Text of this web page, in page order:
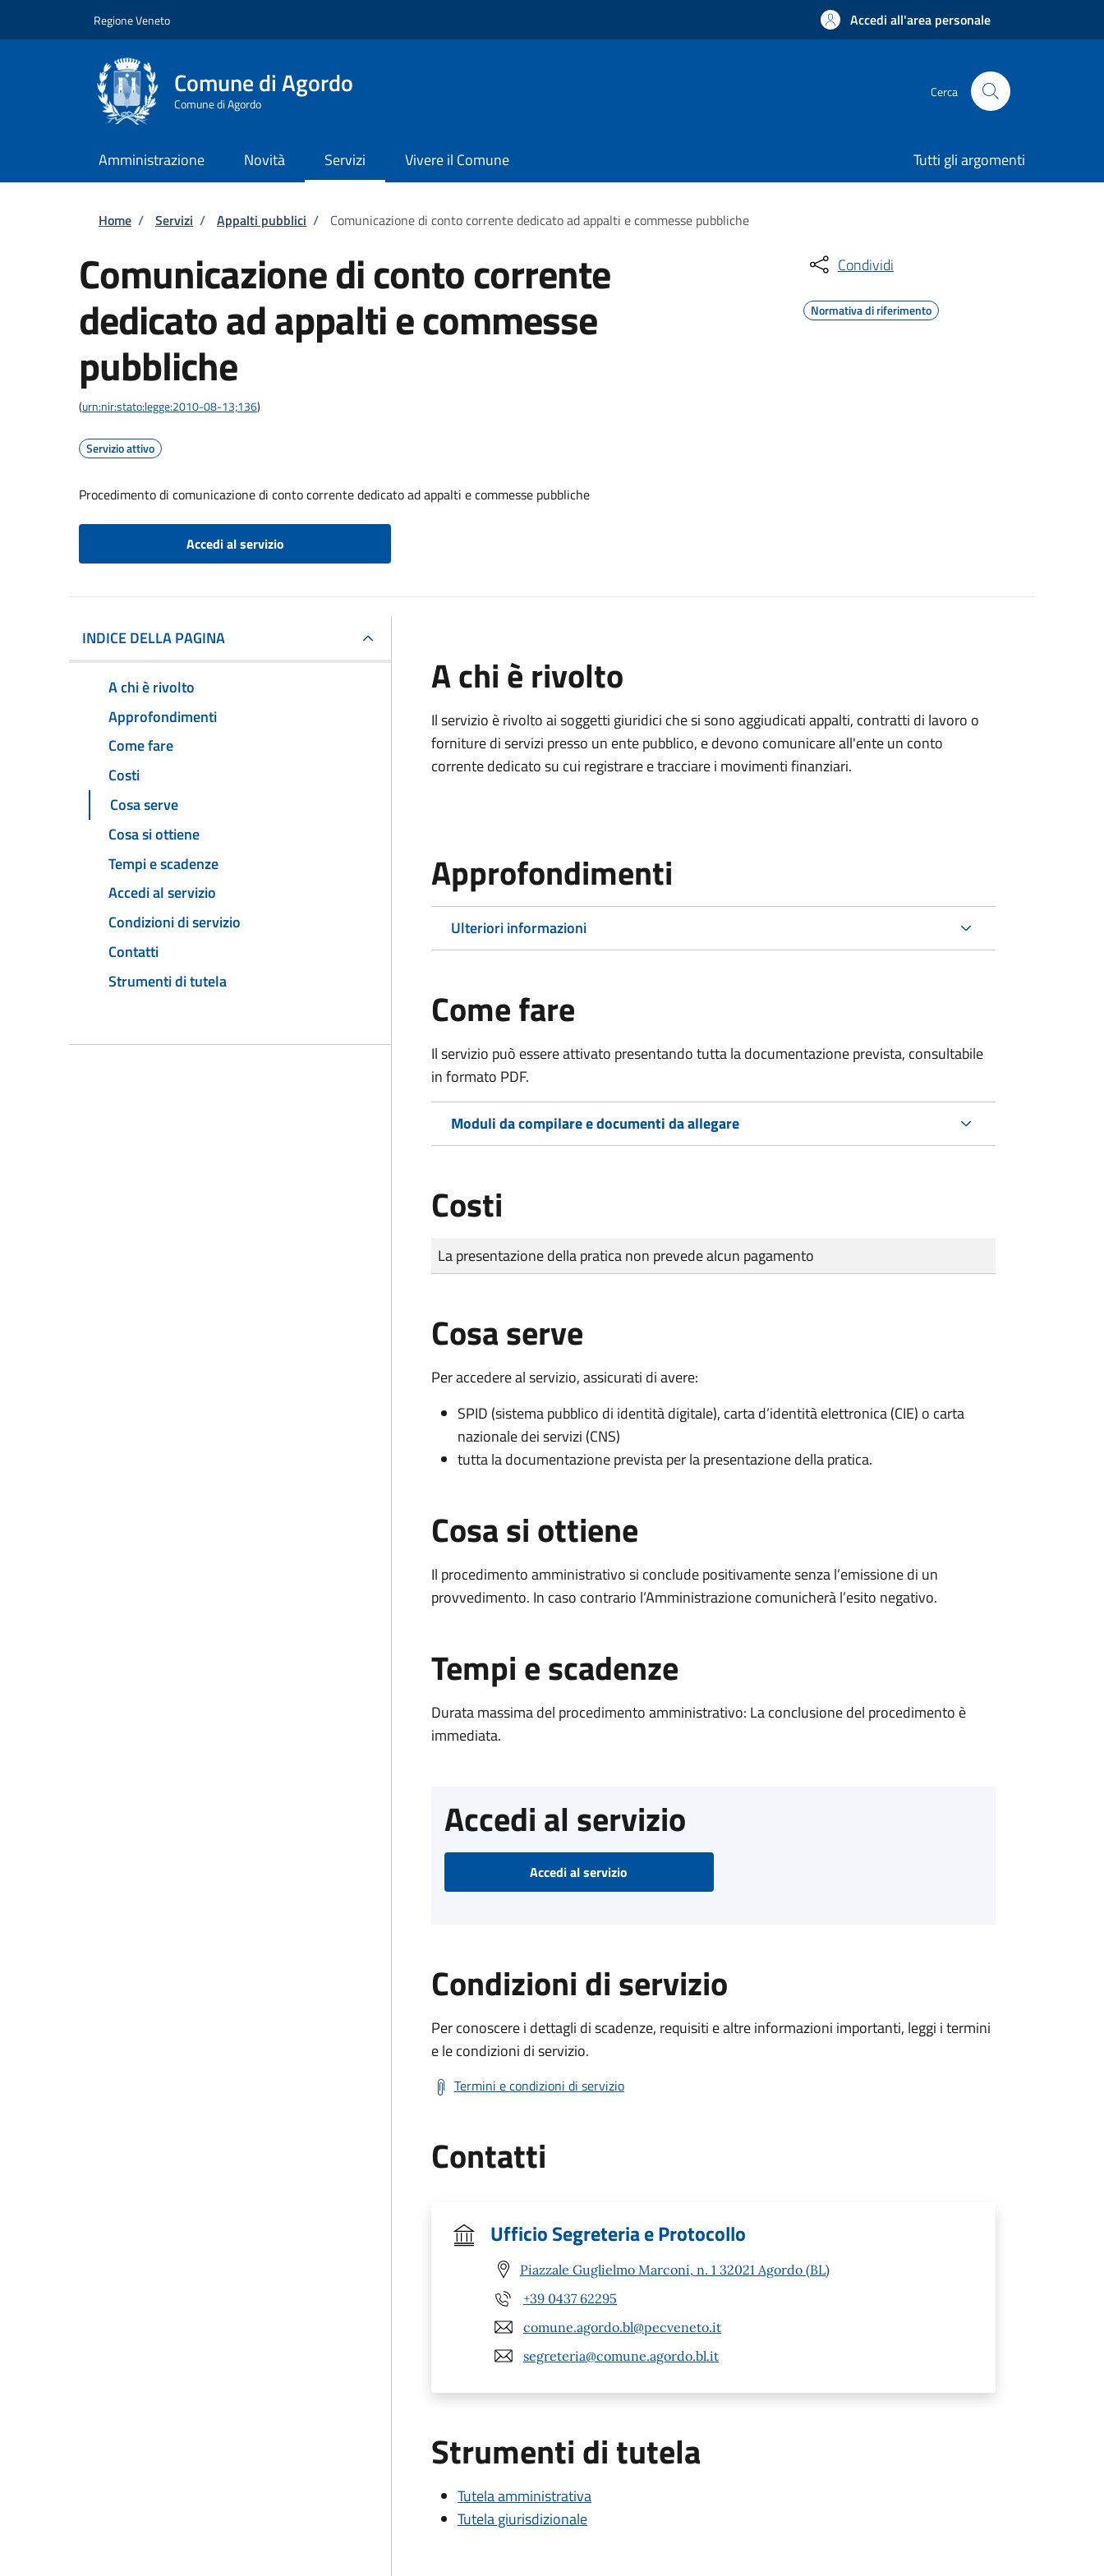
Regione Veneto Accedi all'area personale
Comune di Agordo
Comune di Agordo
Cerca
Amministrazione Novità Servizi Vivere il Comune Tutti gli argomenti
Briciole di pane
Home / Servizi / Appalti pubblici / Comunicazione di conto corrente dedicato ad appalti e commesse pubbliche
Comunicazione di conto corrente
dedicato ad appalti e commesse
pubbliche
(urn:nir:stato:legge:2010-08-13;136)
Servizio attivo
Procedimento di comunicazione di conto corrente dedicato ad appalti e commesse pubbliche
Accedi al servizio
Condividi
Normativa di riferimento
INDICE DELLA PAGINA
A chi è rivolto
Approfondimenti
Come fare
Costi
Cosa serve
Cosa si ottiene
Tempi e scadenze
Accedi al servizio
Condizioni di servizio
Contatti
Strumenti di tutela
A chi è rivolto
Il servizio è rivolto aisoggetti giuridici che si sono aggiudicati appalti, contratti di lavoro o
forniture di servizi presso un ente pubblico, e devono comunicare all'ente un conto
corrente dedicato su cui registrare e tracciare i movimenti finanziari.
Approfondimenti
Ulteriori informazioni
Come fare
Il servizio può essere attivato presentando tutta la documentazione prevista, consultabile
in formato PDF.
Moduli da compilare e documenti da allegare
Costi
Tipo di pagamento
Importo
La presentazione della pratica non prevede alcun pagamento
Cosa serve
Per accedere al servizio, assicurati di avere:
SPID (sistema pubblico di identità digitale), carta d’identità elettronica (CIE) o carta
nazionale dei servizi (CNS)
tutta la documentazione prevista per la presentazione della pratica.
Cosa si ottiene
Il procedimento amministrativo si conclude positivamente senza l’emissione di un
provvedimento. In caso contrario l’Amministrazione comunicherà l’esito negativo.
Tempi e scadenze
Durata massima del procedimento amministrativo: La conclusione del procedimento è
immediata.
Accedi al servizio
Accedi al servizio
Condizioni di servizio
Per conoscere i dettagli di scadenze, requisiti e altre informazioni importanti, leggi i termini
e le condizioni di servizio.
Termini e condizioni di servizio
Contatti
Ufficio Segreteria e Protocollo
Piazzale Guglielmo Marconi, n. 1 32021 Agordo (BL)
+39 0437 62295
comune.agordo.bl@pecveneto.it
segreteria@comune.agordo.bl.it
Strumenti di tutela
Tutela amministrativa
Tutela giurisdizionale